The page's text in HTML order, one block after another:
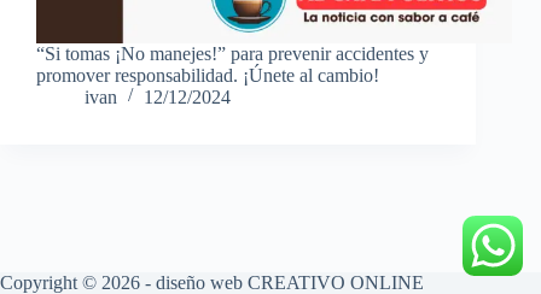
“Si tomas ¡No manejes!” para prevenir accidentes y
promover responsabilidad. ¡Únete al cambio!
ivan
12/12/2024
Copyright © 2026 - diseño web CREATIVO ONLINE